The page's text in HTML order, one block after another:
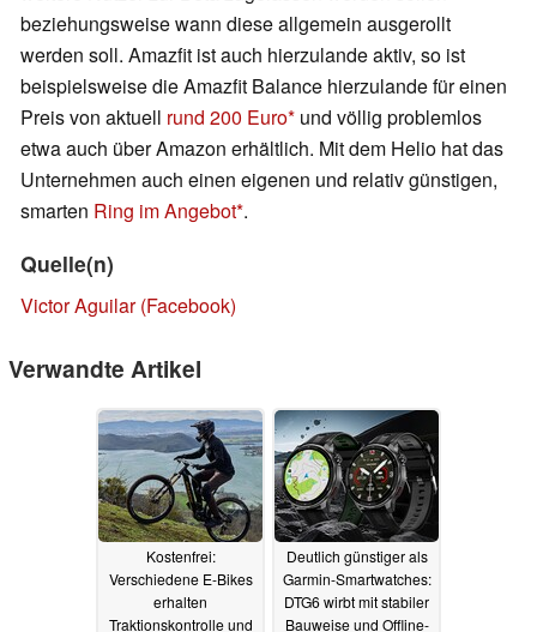
beziehungsweise wann diese allgemein ausgerollt
werden soll. Amazfit ist auch hierzulande aktiv, so ist
beispielsweise die Amazfit Balance hierzulande für einen
Preis von aktuell rund 200 Euro und völlig problemlos
etwa auch über Amazon erhältlich. Mit dem Helio hat das
Unternehmen auch einen eigenen und relativ günstigen,
smarten Ring im Angebot .
Quelle(n)
Victor Aguilar (Facebook)
Verwandte Artikel
Kostenfrei:
Verschiedene E-Bikes
erhalten
Traktionskontrolle und
Deutlich günstiger als
Garmin-Smartwatches:
DTG6 wirbt mit stabiler
Bauweise und Offline-